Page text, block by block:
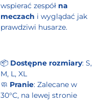
wspierać zespół na
meczach i wyglądać jak
prawdziwi husarze.
📦 Dostępne rozmiary: S,
M, L, XL
🧼 Pranie: Zalecane w
30°C, na lewej stronie